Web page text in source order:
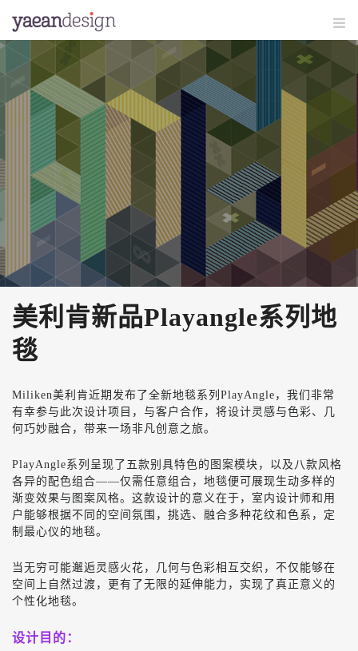
美利肯新品Playangle系列地
毯
Miliken美利肯近期发布了全新地毯系列 PlayAngle ，我们非常
有幸参与此次设计项目，与客户合作，将设计灵感与色彩、几
何巧妙融合，带来一场非凡创意之旅。
PlayAngle系列呈现了五款别具特色的图案模块，以及八款风格
各异的配色组合——仅需任意组合，地毯便可展现生动多样的
渐变效果与图案风格。这款设计的意义在于，室内设计师和用
户能够根据不同的空间氛围，挑选、融合多种花纹和色系，定
制最心仪的地毯。
当无穷可能邂逅灵感火花，几何与色彩相互交织，不仅能够在
空间上自然过渡，更有了无限的延伸能力，实现了真正意义的
个性化地毯。
设计目的：